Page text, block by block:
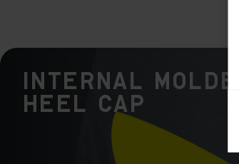
Internal Molded
Heel Cap